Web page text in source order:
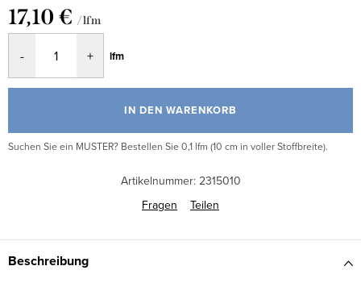
17,10 € / lfm
lfm
IN DEN WARENKORB
Suchen Sie ein MUSTER? Bestellen Sie 0,1 lfm (10 cm in voller Stoffbreite).
Artikelnummer: 2315010
Fragen
Teilen
Beschreibung